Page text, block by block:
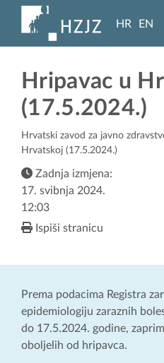
HR EN
Hripavac u
(17.5.2024.)
Hrvatski zavod za javno
Hrvatskoj (17.5.2024.)
Zadnja izmjena:
17. svibnja 2024.
12:03
Ispiši stranicu
Prema podacima Registra
epidemiologiju zaraznih
do 17.5.2024. godine,
oboljelih od hripavca.